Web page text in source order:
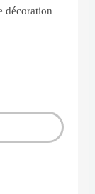
décoration